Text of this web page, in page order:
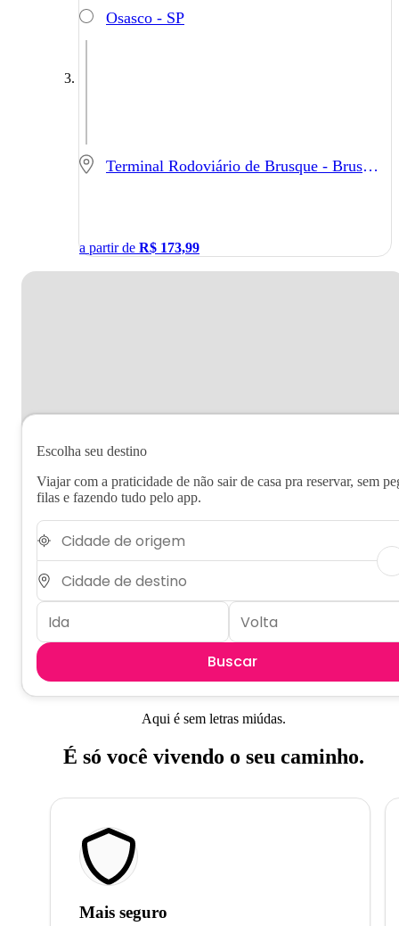
Osasco - SP
Terminal Rodoviário de Brusque - Brusque - SC
a partir de R$ 173,99
Escolha seu destino
Viajar com a praticidade de não sair de casa pra reservar, sem
filas e fazendo tudo pelo app.
Buscar
Aqui é sem letras miúdas.
É só você vivendo o seu caminho.
Mais seguro